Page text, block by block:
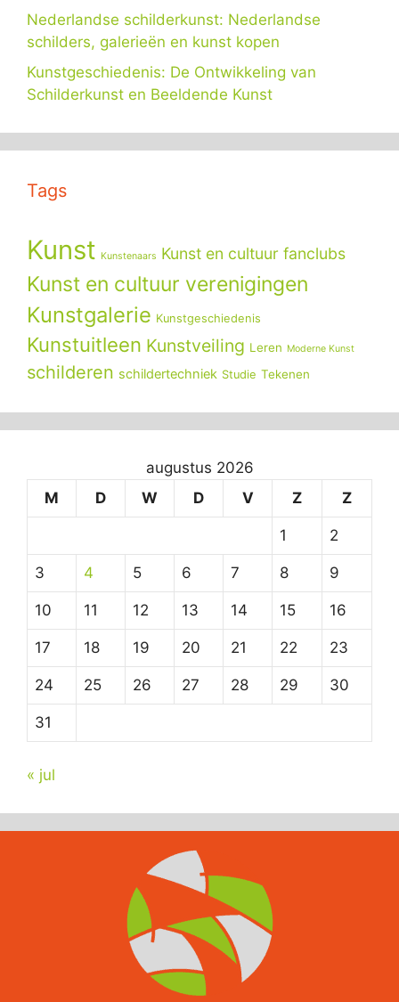
Nederlandse schilderkunst: Nederlandse
schilders, galerieën en kunst kopen
Kunstgeschiedenis: De Ontwikkeling van
Schilderkunst en Beeldende Kunst
Tags
Kunst Kunstenaars Kunst en cultuur fanclubs
Kunst en cultuur verenigingen
Kunstgalerie Kunstgeschiedenis
Kunstuitleen Kunstveiling Leren Moderne Kunst
schilderen schildertechniek Studie Tekenen
augustus 2026
M
D W D V Z Z
1 2
3 4 5 6 7 8 9
10 11 12 13 14 15 16
17 18 19 20 21 22 23
24 25 26 27 28 29 30
31
« jul